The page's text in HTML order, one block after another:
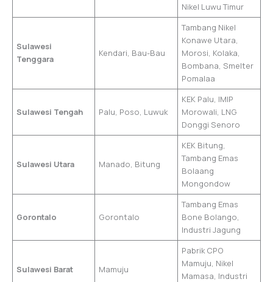
Nikel Luwu Timur
Sulawesi
Tenggara
Kendari, Bau-Bau
Tambang Nikel
Konawe Utara,
Morosi, Kolaka,
Bombana, Smelter
Pomalaa
Sulawesi Tengah Palu, Poso, Luwuk
KEK Palu, IMIP
Morowali, LNG
Donggi Senoro
Sulawesi Utara Manado, Bitung
KEK Bitung,
Tambang Emas
Bolaang
Mongondow
Gorontalo Gorontalo
Tambang Emas
Bone Bolango,
Industri Jagung
Sulawesi Barat Mamuju
Pabrik CPO
Mamuju, Nikel
Mamasa, Industri